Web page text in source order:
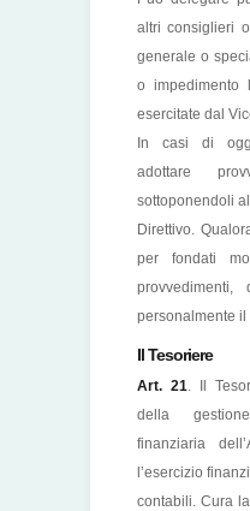
altri consiglieri
generale o
o impedimento
esercitate dal
In casi di
adottare
sottoponendoli
Direttivo.
per fondati
personalmente il
Il Tesoriere
Art. 21. Il
della
finanziaria
l’esercizio
contabili. Cura